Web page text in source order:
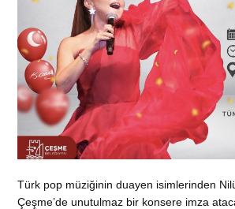
Türk pop müziğinin duayen isimlerinden
Çeşme’de unutulmaz bir konsere imza